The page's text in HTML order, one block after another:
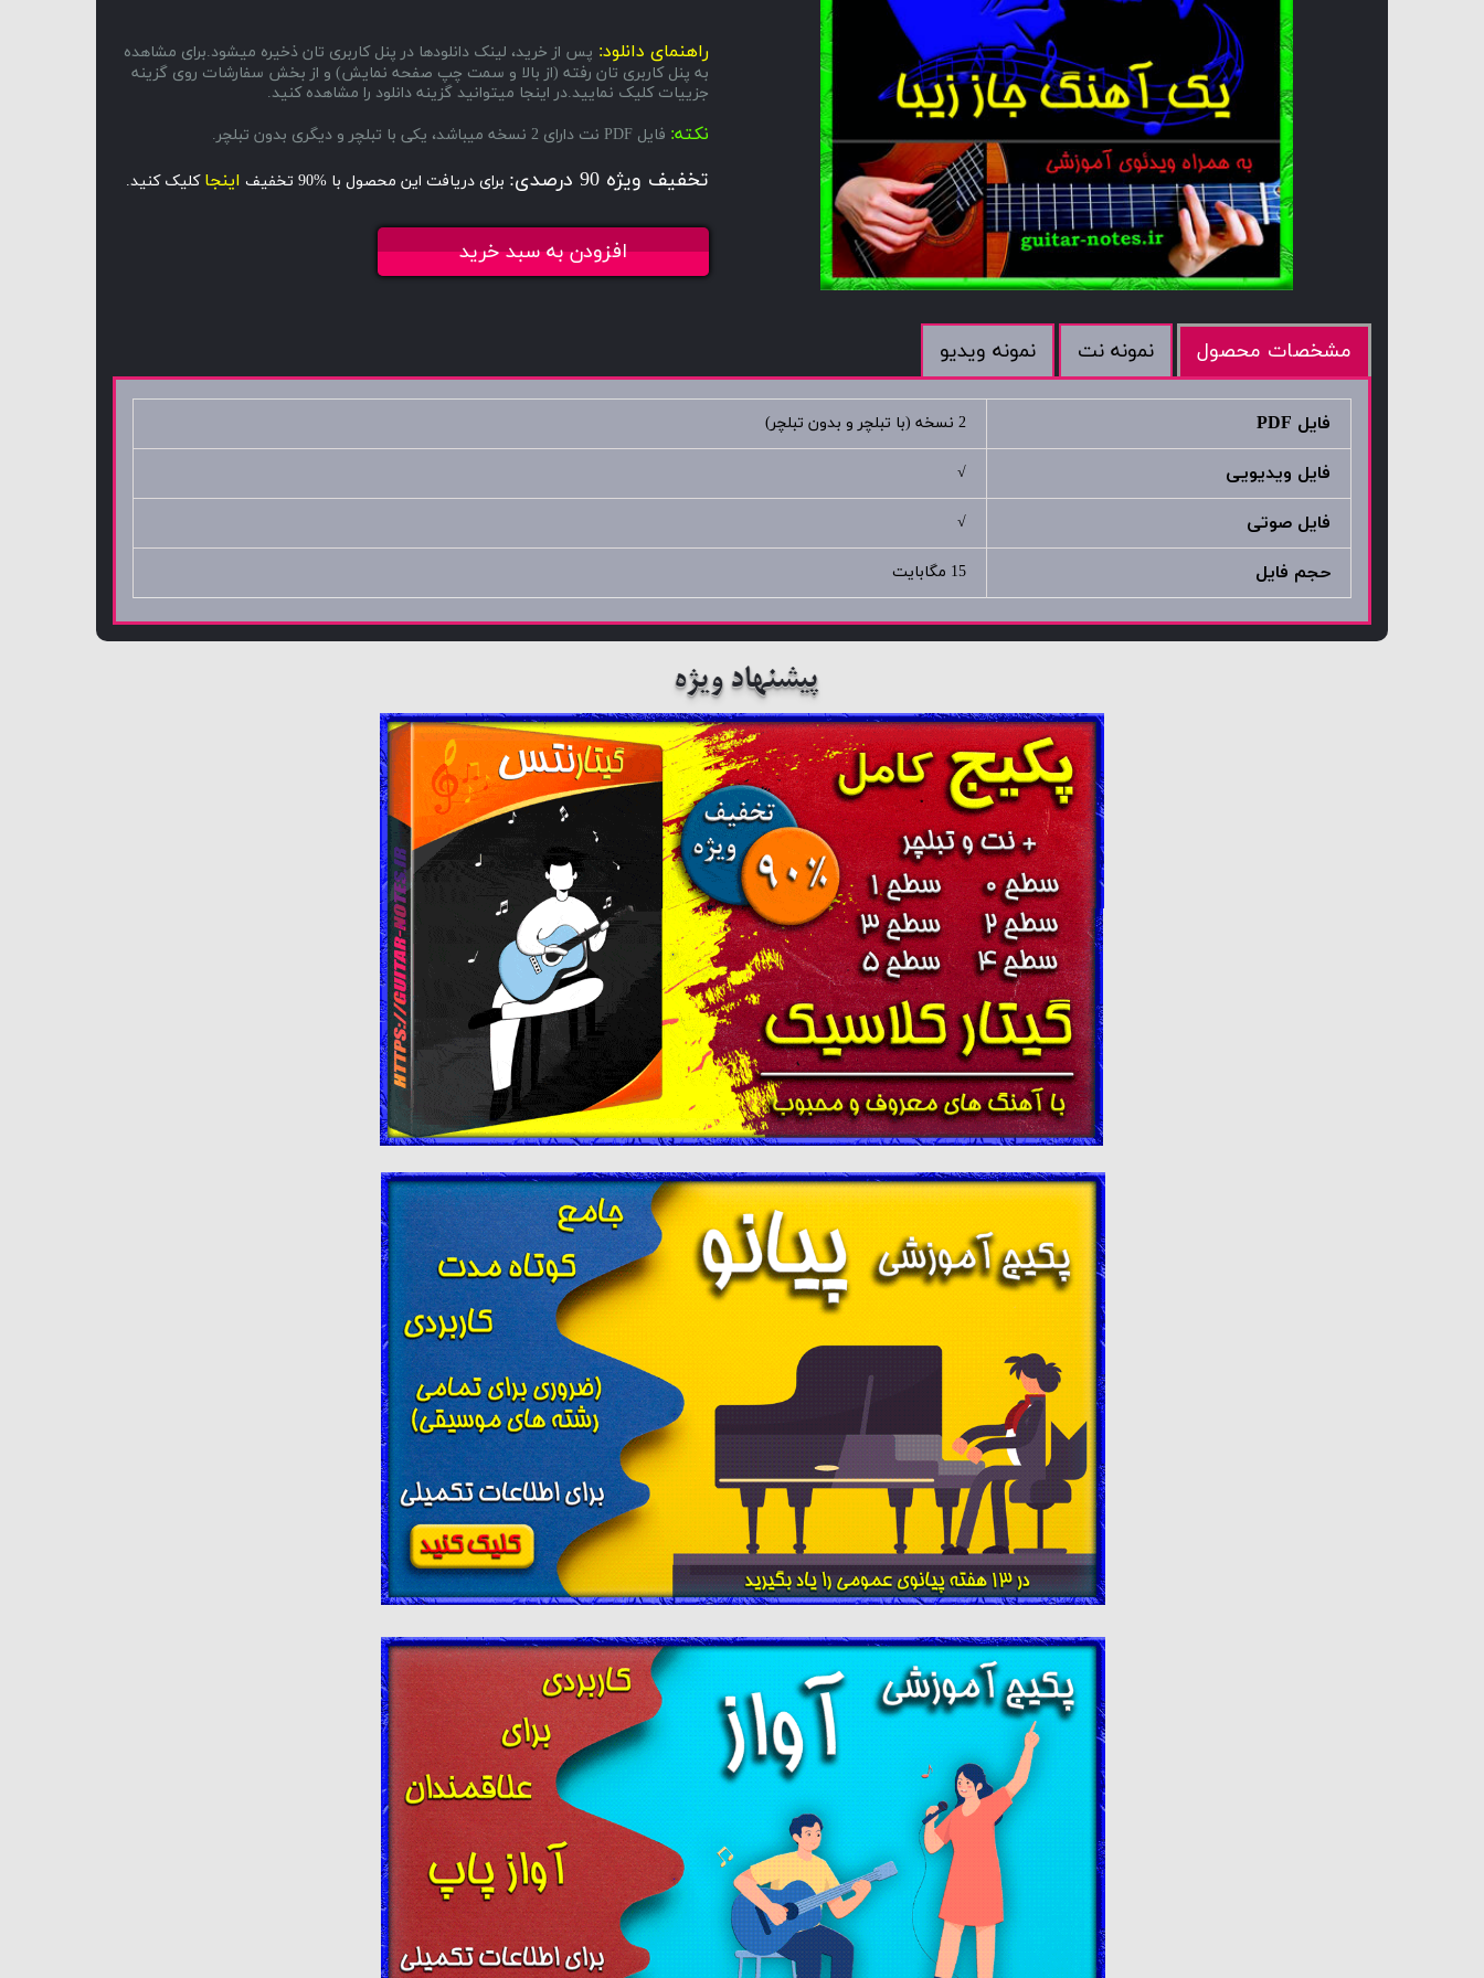
راهنمای دانلود: پس از خرید، لینک دانلودها در پنل کاربری تان ذخیره میشود.برای مشاهده
به پنل کاربری تان رفته (از بالا و سمت چپ صفحه نمایش) و از بخش سفارشات روی گزینه
جزییات کلیک نمایید.در اینجا میتوانید گزینه دانلود را مشاهده کنید.
نکته: فایل PDF نت دارای 2 نسخه میباشد، یکی با تبلچر و دیگری بدون تبلچر.
تخفیف ویژه 90 درصدی: برای دریافت این محصول با %90 تخفیف اینجا کلیک کنید.
افزودن به سبد خرید
مشخصات محصول نمونه نت نمونه ویدیو
فایل PDF 2 نسخه (با تبلچر و بدون تبلچر)
فایل ویدیویی √
فایل صوتی √
حجم فایل 15 مگابایت
پیشنهاد ویژه